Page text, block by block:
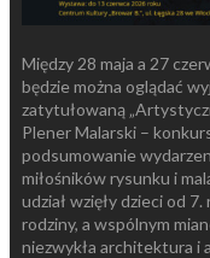
Między 28 maja a 27
będzie można oglądać
zatytułowaną
Plener Malarski –
podsumowanie
miłośników rysunku i
udział wzięły dzieci od
rodziny, a wspólnym
niezwykła architektura i